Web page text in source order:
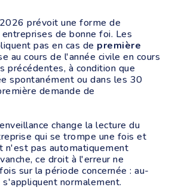
prévoit une forme de
de bonne foi. Les
pas en cas de première
au cours de l'année civile en cours
précédentes, à condition que
spontanément ou dans les 30
demande de
change la lecture du
qui se trompe une fois et
n'est pas automatiquement
ce droit à l'erreur ne
sur la période concernée : au-
normalement.